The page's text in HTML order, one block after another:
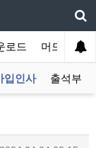
로드 머드 잡담
입인사 출석부